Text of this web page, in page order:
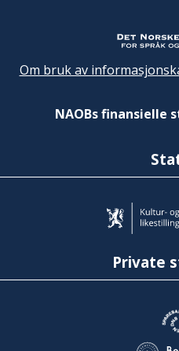
Om bruk av
NAOBs finansielle
Private